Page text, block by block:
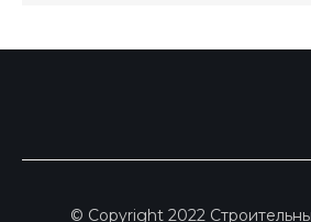
© Copyright 2022